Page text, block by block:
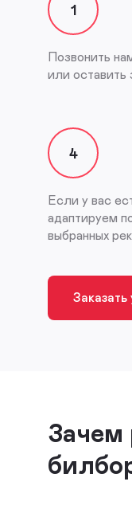
1
Позвонить
или оставить
4
Если у вас
адаптируем
выбранных
Заказать
Зачем